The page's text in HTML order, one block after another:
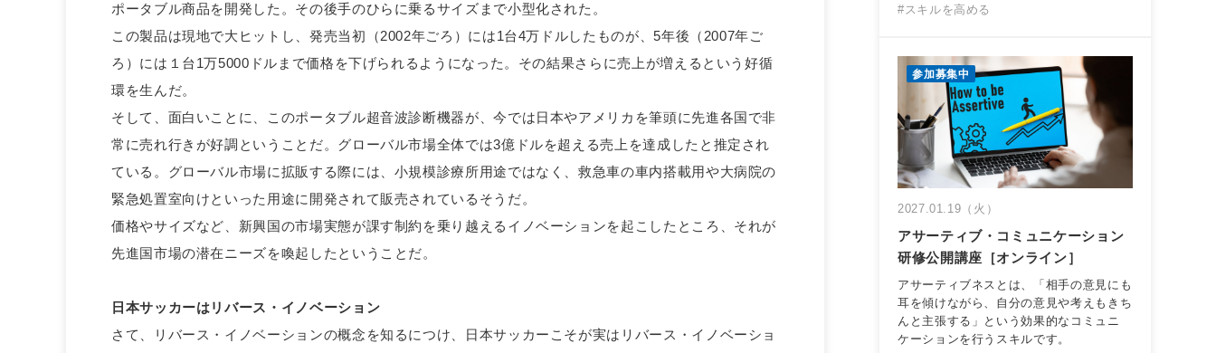
ポータブル商品を開発した。その後手のひらに乗るサイズまで小型化された。
この製品は現地で大ヒットし、発売当初（2002年ごろ）には1台4万ドルしたものが、5年後（2007年ご
ろ）には１台1万5000ドルまで価格を下げられるようになった。その結果さらに売上が増えるという好循
環を生んだ。
そして、面白いことに、このポータブル超音波診断機器が、今では日本やアメリカを筆頭に先進各国で非
常に売れ行きが好調ということだ。グローバル市場全体では3億ドルを超える売上を達成したと推定され
ている。グローバル市場に拡販する際には、小規模診療所用途ではなく、救急車の車内搭載用や大病院の
緊急処置室向けといった用途に開発されて販売されているそうだ。
価格やサイズなど、新興国の市場実態が課す制約を乗り越えるイノベーションを起こしたところ、それが
先進国市場の潜在ニーズを喚起したということだ。
日本サッカーはリバース・イノベーション
さて、リバース・イノベーションの概念を知るにつけ、日本サッカーこそが実はリバース・イノベーショ
#スキルを高める
参加募集中
2027.01.19（火）
アサーティブ・コミュニケーション
研修公開講座［オンライン］
アサーティブネスとは、「相手の意見にも
耳を傾けながら、自分の意見や考えもきち
んと主張する」という効果的なコミュニ
ケーションを行うスキルです。